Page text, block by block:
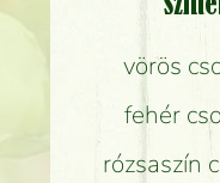
vörös
fehér
rózsaszín